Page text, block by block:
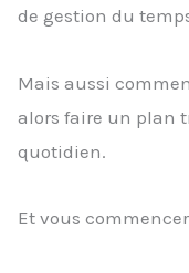
de gestion du
Mais aussi
alors faire un plan
quotidien.
Et vous